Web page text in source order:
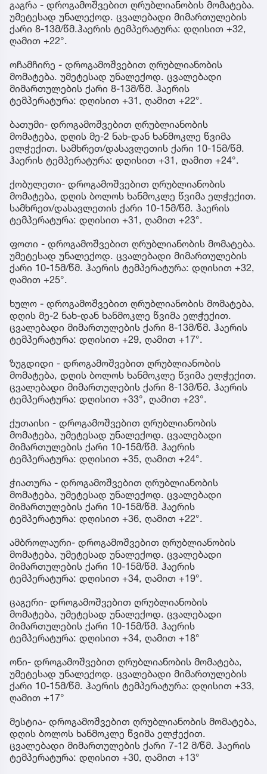
გაგრა - დროგამოშვებით ღრუბლიანობის მომატება.
უმეტესად უნალექოდ. ცვალებადი მიმართულების
ქარი 8-13მ/წმ.ჰაერის ტემპერატურა: დღისით +32,
ღამით +22°.
ოჩამჩირე - დროგამოშვებით ღრუბლიანობის
მომატება. უმეტესად უნალექოდ. ცვალებადი
მიმართულების ქარი 8-13მ/წმ. ჰაერის
ტემპერატურა: დღისით +31, ღამით +22°.
ბათუმი- დროგამოშვებით ღრუბლიანობის
მომატება, დღის მე-2 ნახ-დან ხანმოკლე წვიმა
ელჭექით. სამხრეთ/დასავლეთის ქარი 10-15მ/წმ.
ჰაერის ტემპერატურა: დღისით +31, ღამით +24°.
ქობულეთი- დროგამოშვებით ღრუბლიანობის
მომატება, დღის ბოლოს ხანმოკლე წვიმა ელჭექით.
სამხრეთ/დასავლეთის ქარი 10-15მ/წმ. ჰაერის
ტემპერატურა: დღისით +31, ღამით +23°.
ფოთი - დროგამოშვებით ღრუბლიანობის მომატება.
უმეტესად უნალექოდ. ცვალებადი მიმართულების
ქარი 10-15მ/წმ. ჰაერის ტემპერატურა: დღისით +32,
ღამით +25°.
ხულო - დროგამოშვებით ღრუბლიანობის მომატება,
დღის მე-2 ნახ-დან ხანმოკლე წვიმა ელჭექით.
ცვალებადი მიმართულების ქარი 8-13მ/წმ. ჰაერის
ტემპერატურა: დღისით +29, ღამით +17°.
ზუგდიდი - დროგამოშვებით ღრუბლიანობის
მომატება, დღის ბოლოს ხანმოკლე წვიმა ელჭექით.
ცვალებადი მიმართულების ქარი 8-13მ/წმ. ჰაერის
ტემპერატურა: დღისით +33°, ღამით +23°.
ქუთაისი - დროგამოშვებით ღრუბლიანობის
მომატება, უმეტესად უნალექოდ. ცვალებადი
მიმართულების ქარი 10-15მ/წმ. ჰაერის
ტემპერატურა: დღისით +35, ღამით +24°.
ჭიათურა - დროგამოშვებით ღრუბლიანობის
მომატება, უმეტესად უნალექოდ. ცვალებადი
მიმართულების ქარი 10-15მ/წმ. ჰაერის
ტემპერატურა: დღისით +36, ღამით +22°.
ამბროლაური- დროგამოშვებით ღრუბლიანობის
მომატება, უმეტესად უნალექოდ. ცვალებადი
მიმართულების ქარი 10-15მ/წმ. ჰაერის
ტემპერატურა: დღისით +34, ღამით +19°.
ცაგერი- დროგამოშვებით ღრუბლიანობის
მომატება, უმეტესად უნალექოდ. ცვალებადი
მიმართულების ქარი 10-15მ/წმ. ჰაერის
ტემპერატურა: დღისით +34, ღამით +18°
ონი- დროგამოშვებით ღრუბლიანობის მომატება,
უმეტესად უნალექოდ. ცვალებადი მიმართულების
ქარი 10-15მ/წმ. ჰაერის ტემპერატურა: დღისით +33,
ღამით +17°
მესტია- დროგამოშვებით ღრუბლიანობის მომატება,
დღის ბოლოს ხანმოკლე წვიმა ელჭექით.
ცვალებადი მიმართულების ქარი 7-12 მ/წმ. ჰაერის
ტემპერატურა: დღისით +30, ღამით +13°